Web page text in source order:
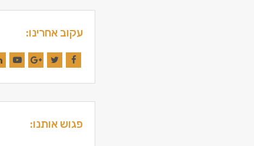
עקוב אחרינו:
פגוש אותנו: